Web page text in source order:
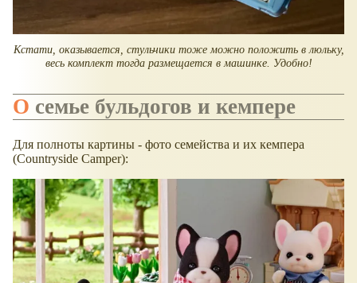
Кстати, оказывается, стульчики тоже можно положить в люльку,
весь комплект тогда размещается в машинке. Удобно!
О семье бульдогов и кемпере
Для полноты картины - фото семейства и их кемпера
(Countryside Camper):